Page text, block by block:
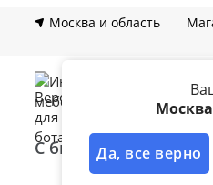
Да, все верно
Москва и область
С быстрой доставкой